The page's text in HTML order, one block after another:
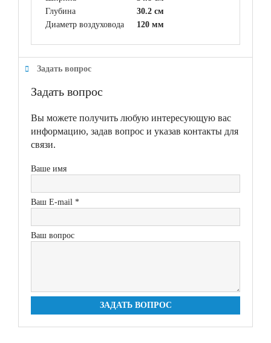
Глубина
30.2 см
Диаметр воздуховода
120 мм
Задать вопрос
Задать вопрос
Вы можете получить любую интересующую вас
информацию, задав вопрос и указав контакты для
связи.
Ваше имя
Ваш E-mail *
Ваш вопрос
ЗАДАТЬ ВОПРОС